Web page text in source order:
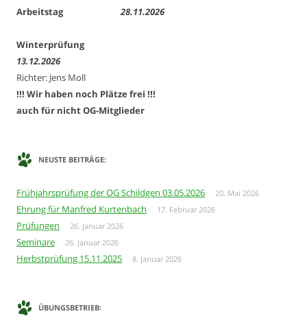
Arbeitstag28.11.2026
Winterprüfung
13.12.2026
Richter: Jens Moll
!!! Wir haben noch Plätze frei !!!
auch für nicht OG-Mitglieder
NEUSTE BEITRÄGE:
Frühjahrsprüfung der OG Schildgen 03.05.2026 20. Mai 2026
Ehrung für Manfred Kurtenbach 17. Februar 2026
Prüfungen 26. Januar 2026
Seminare 26. Januar 2026
Herbstprüfung 15.11.2025 8. Januar 2026
ÜBUNGSBETRIEB: